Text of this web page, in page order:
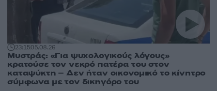
23:1505.08.26
Μυστράς: «Για ψυχολογικούς λόγους»
κρατούσε τον νεκρό πατέρα του στον
καταψύκτη – Δεν ήταν οικονομικό το κίνητρο
σύμφωνα με τον δικηγόρο του